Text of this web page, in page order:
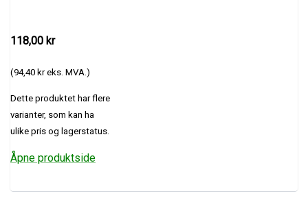
118,00 kr
(94,40 kr eks. MVA.)
Dette produktet har flere
varianter, som kan ha
ulike pris og lagerstatus.
Åpne produktside